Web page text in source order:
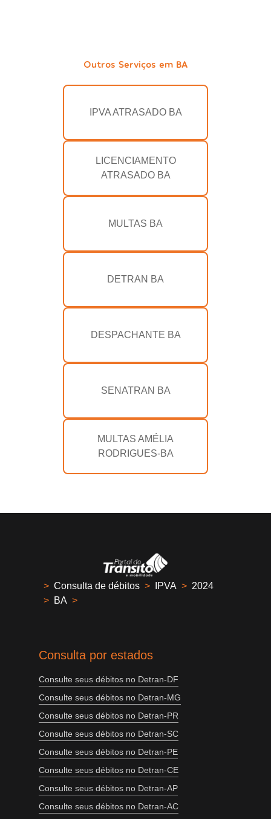
Outros Serviços em BA
IPVA ATRASADO BA
LICENCIAMENTO
ATRASADO BA
MULTAS BA
DETRAN BA
DESPACHANTE BA
SENATRAN BA
MULTAS AMÉLIA
RODRIGUES-BA
> Consulta de débitos > IPVA > 2024
> BA >
Consulta por estados
Consulte seus débitos no Detran-DF
Consulte seus débitos no Detran-MG
Consulte seus débitos no Detran-PR
Consulte seus débitos no Detran-SC
Consulte seus débitos no Detran-PE
Consulte seus débitos no Detran-CE
Consulte seus débitos no Detran-AP
Consulte seus débitos no Detran-AC